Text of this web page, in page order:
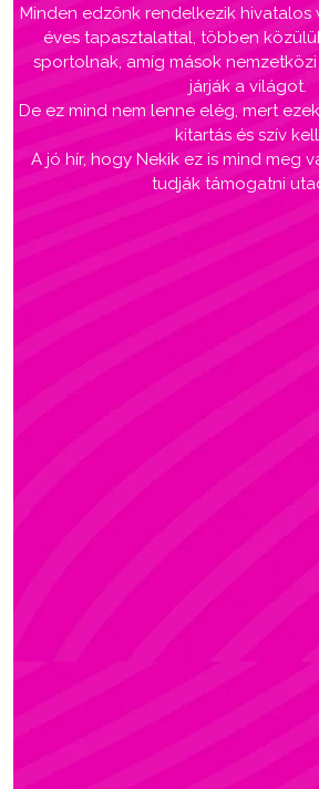
Minden edzőnk rendelkezik
éves tapasztalattal, többen
sportolnak, amíg mások
járják a világot.
De ez mind nem lenne elég, mert
kitartás és szív
A jó hír, hogy Nekik ez is mind meg
tudják támogatni